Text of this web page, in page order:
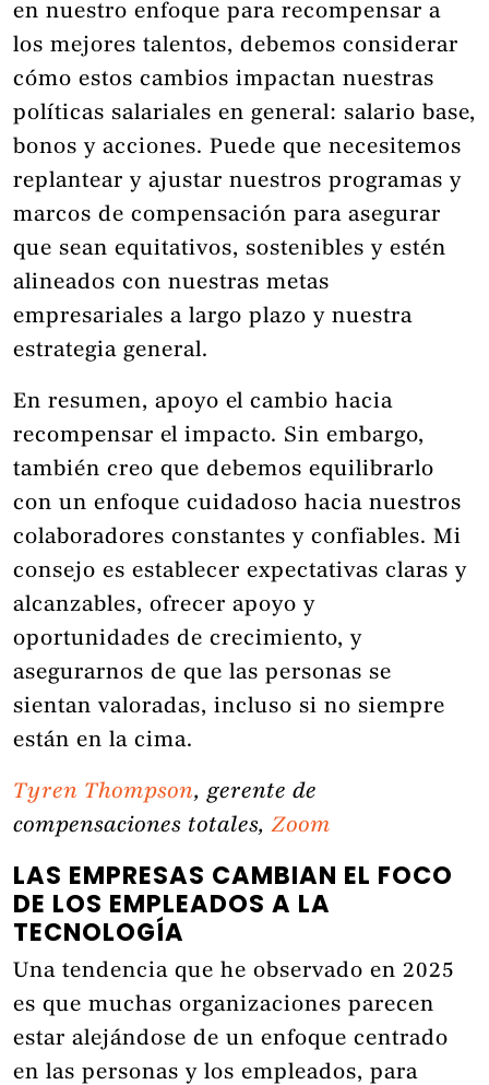
en nuestro enfoque para recompensar a
los mejores talentos, debemos considerar
cómo estos cambios impactan nuestras
políticas salariales en general: salario base,
bonos y acciones. Puede que necesitemos
replantear y ajustar nuestros programas y
marcos de compensación para asegurar
que sean equitativos, sostenibles y estén
alineados con nuestras metas
empresariales a largo plazo y nuestra
estrategia general.
En resumen, apoyo el cambio hacia
recompensar el impacto. Sin embargo,
también creo que debemos equilibrarlo
con un enfoque cuidadoso hacia nuestros
colaboradores constantes y confiables. Mi
consejo es establecer expectativas claras y
alcanzables, ofrecer apoyo y
oportunidades de crecimiento, y
asegurarnos de que las personas se
sientan valoradas, incluso si no siempre
están en la cima.
Tyren Thompson, gerente de
compensaciones totales,Zoom
LAS EMPRESAS CAMBIAN EL FOCO
DE LOS EMPLEADOS A LA
TECNOLOGÍA
Una tendencia que he observado en 2025
es que muchas organizaciones parecen
estar alejándose de un enfoque centrado
en las personas y los empleados, para